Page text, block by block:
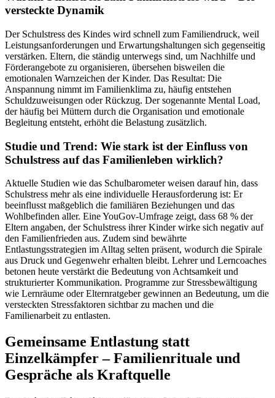
versteckte Dynamik
Der Schulstress des Kindes wird schnell zum Familiendruck, weil
Leistungsanforderungen und Erwartungshaltungen sich gegenseitig
verstärken. Eltern, die ständig unterwegs sind, um Nachhilfe und
Förderangebote zu organisieren, übersehen bisweilen die
emotionalen Warnzeichen der Kinder. Das Resultat: Die
Anspannung nimmt im Familienklima zu, häufig entstehen
Schuldzuweisungen oder Rückzug. Der sogenannte Mental Load,
der häufig bei Müttern durch die Organisation und emotionale
Begleitung entsteht, erhöht die Belastung zusätzlich.
Studie und Trend: Wie stark ist der Einfluss von
Schulstress auf das Familienleben wirklich?
Aktuelle Studien wie das Schulbarometer weisen darauf hin, dass
Schulstress mehr als eine individuelle Herausforderung ist: Er
beeinflusst maßgeblich die familiären Beziehungen und das
Wohlbefinden aller. Eine YouGov-Umfrage zeigt, dass 68 % der
Eltern angaben, der Schulstress ihrer Kinder wirke sich negativ auf
den Familienfrieden aus. Zudem sind bewährte
Entlastungsstrategien im Alltag selten präsent, wodurch die Spirale
aus Druck und Gegenwehr erhalten bleibt. Lehrer und Lerncoaches
betonen heute verstärkt die Bedeutung von Achtsamkeit und
strukturierter Kommunikation. Programme zur Stressbewältigung
wie Lernräume oder Elternratgeber gewinnen an Bedeutung, um die
versteckten Stressfaktoren sichtbar zu machen und die
Familienarbeit zu entlasten.
Gemeinsame Entlastung statt
Einzelkämpfer – Familienrituale und
Gespräche als Kraftquelle